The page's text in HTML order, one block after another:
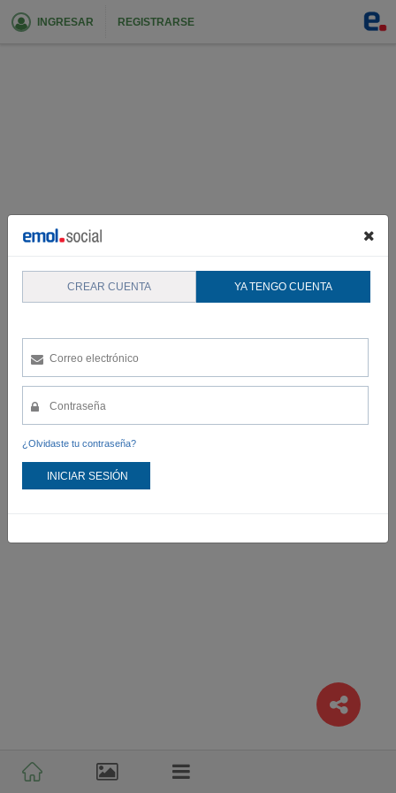
CREAR CUENTA YA TENGO CUENTA
¿Olvidaste tu contraseña?
INICIAR SESIÓN
INGRESAR REGISTRARSE